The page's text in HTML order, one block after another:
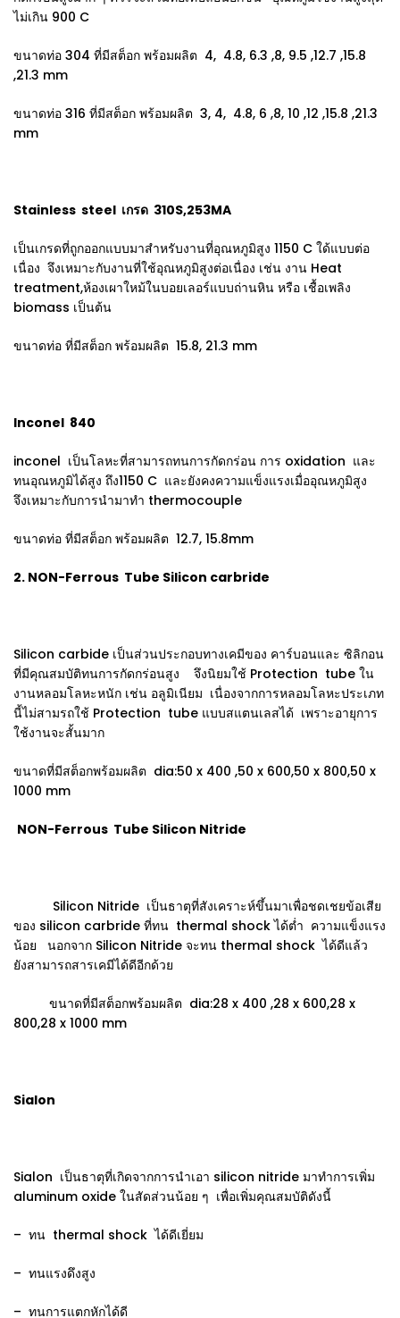
ไม่เกิน 900 C
ขนาดท่อ 304 ที่มีสต็อก พร้อมผลิต 4, 4.8, 6.3 ,8, 9.5 ,12.7 ,15.8
,21.3 mm
ขนาดท่อ 316 ที่มีสต็อก พร้อมผลิต 3, 4, 4.8, 6 ,8, 10 ,12 ,15.8 ,21.3
mm
Stainless steel เกรด 310S,253MA
เป็นเกรดที่ถูกออกแบบมาสำหรับงานที่อุณหภูมิสูง 1150 C ใด้แบบต่อ
เนื่อง จึงเหมาะกับงานที่ใช้อุณหภูมิสูงต่อเนื่อง เช่น งาน Heat
treatment,ห้องเผาใหม้ในบอยเลอร์แบบถ่านหิน หรือ เชื้อเพลิง
biomass เป็นต้น
ขนาดท่อ ที่มีสต็อก พร้อมผลิต 15.8, 21.3 mm
Inconel 840
inconel เป็นโลหะที่สามารถทนการกัดกร่อน การ oxidation และ
ทนอุณหภูมิได้สูง ถึง1150 C และยังคงความแข็งแรงเมื่ออุณหภูมิสูง
จึงเหมาะกับการนำมาทำ thermocouple
ขนาดท่อ ที่มีสต็อก พร้อมผลิต 12.7, 15.8mm
2. NON-Ferrous Tube Silicon carbride
Silicon carbide เป็นส่วนประกอบทางเคมีของ คาร์บอนและ ซิลิกอน
ที่มีคุณสมบัติทนการกัดกร่อนสูง จึงนิยมใช้ Protection tube ใน
งานหลอมโลหะหนัก เช่น อลูมิเนียม เนื่องจากการหลอมโลหะประเภท
นี้ไม่สามรถใช้ Protection tube แบบสแตนเลสได้ เพราะอายุการ
ใช้งานจะสั้นมาก
ขนาดที่มีสต็อกพร้อมผลิต dia:50 x 400 ,50 x 600,50 x 800,50 x
1000 mm
NON-Ferrous Tube Silicon Nitride
Silicon Nitride เป็นธาตุที่สังเคราะห์ขึ้นมาเพื่อชดเชยข้อเสีย
ของ silicon carbride ที่ทน thermal shock ได้ต่ำ ความแข็งแรง
น้อย นอกจาก Silicon Nitride จะทน thermal shock ได้ดีแล้ว
ยังสามารถสารเคมีได้ดีอีกด้วย
ขนาดที่มีสต็อกพร้อมผลิต dia:28 x 400 ,28 x 600,28 x
800,28 x 1000 mm
Sialon
Sialon เป็นธาตุที่เกิดจากการนำเอา silicon nitride มาทำการเพิ่ม
aluminum oxide ในสัดส่วนน้อย ๆ เพื่อเพิ่มคุณสมบัติดังนี้
– ทน thermal shock ได้ดีเยี่ยม
– ทนแรงดึงสูง
– ทนการแตกหักได้ดี